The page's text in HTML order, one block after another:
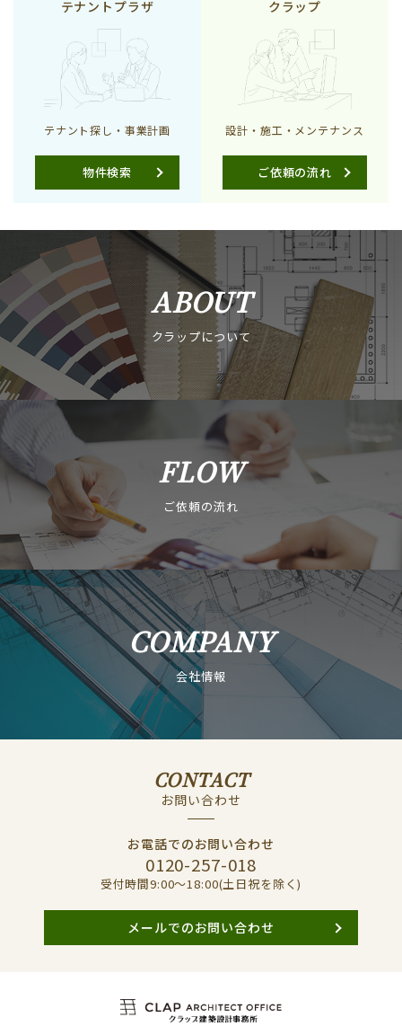
テナントプラザ
テナント探し・事業計画
物件検索
クラップ
設計・施工・メンテナンス
ご依頼の流れ
ABOUT
クラップについて
FLOW
ご依頼の流れ
COMPANY
会社情報
CONTACT
お問い合わせ
お電話でのお問い合わせ
0120-257-018
受付時間9:00〜18:00(土日祝を除く)
メールでのお問い合わせ